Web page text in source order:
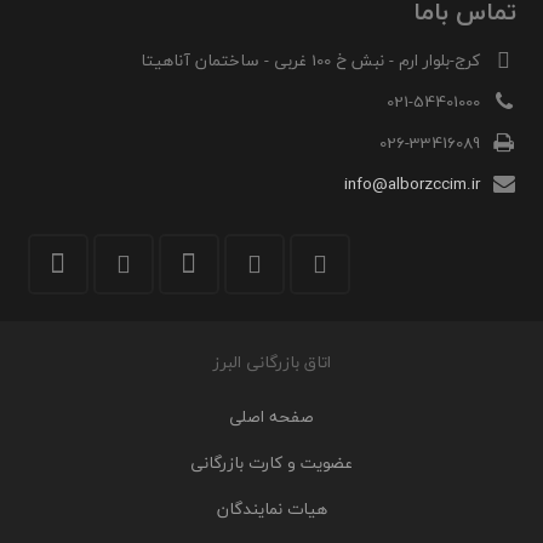
تماس باما
کرج-بلوار ارم - نبش خ 100 غربی - ساختمان آناهیتا
021-54401000
026-33416089
info@alborzccim.ir
اتاق بازرگانی البرز
صفحه اصلی
عضویت و کارت بازرگانی
هیات نمایندگان